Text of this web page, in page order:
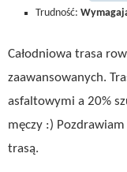
Trudność:
Całodniowa trasa
zaawansowanych.
asfaltowymi a 20%
męczy :)
trasą.